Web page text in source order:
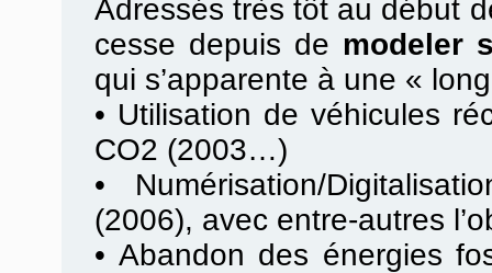
Adressés très tôt au début
cesse depuis de modeler
qui s’apparente à une «
• Utilisation de véhicules
CO2 (2003…)
• Numérisation/
(2006), avec entre-autres
• Abandon des énergies